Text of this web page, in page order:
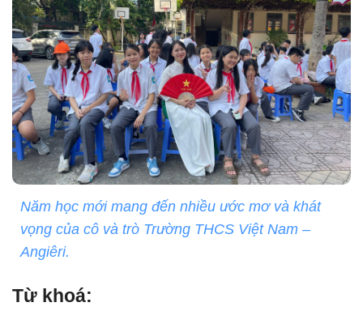
Năm học mới mang đến nhiều ước mơ và khát
vọng của cô và trò Trường THCS Việt Nam –
Angiêri.
Từ khoá: